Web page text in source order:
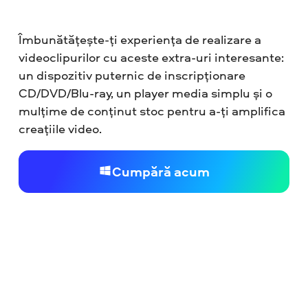
Îmbunătățește-ți experiența de realizare a
videoclipurilor cu aceste extra-uri interesante:
un dispozitiv puternic de inscripționare
CD/DVD/Blu-ray, un player media simplu și o
mulțime de conținut stoc pentru a-ți amplifica
creațiile video.
Cumpără acum